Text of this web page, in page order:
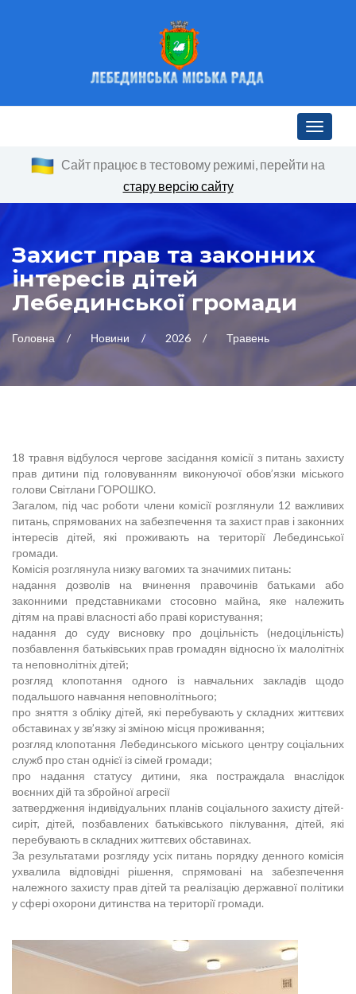
Toggle
Сайт працює в тестовому режимі, перейти на
стару версію сайту
Захист прав та законних
інтересів дітей
Лебединської громади
Головна Новини 2026 Травень
18 травня відбулося чергове засідання комісії з питань захисту
прав дитини під головуванням виконуючої обов’язки міського
голови Світлани ГОРОШКО.
Загалом, під час роботи члени комісії розглянули 12 важливих
питань, спрямованих на забезпечення та захист прав і законних
інтересів дітей, які проживають на території Лебединської
громади.
Комісія розглянула низку вагомих та значимих питань:
надання дозволів на вчинення правочинів батьками або
законними представниками стосовно майна, яке належить
дітям на праві власності або праві користування;
надання до суду висновку про доцільність (недоцільність)
позбавлення батьківських прав громадян відносно їх малолітніх
та неповнолітніх дітей;
розгляд клопотання одного із навчальних закладів щодо
подальшого навчання неповнолітнього;
про зняття з обліку дітей, які перебувають у складних життєвих
обставинах у зв’язку зі зміною місця проживання;
розгляд клопотання Лебединського міського центру соціальних
служб про стан однієї із сімей громади;
про надання статусу дитини, яка постраждала внаслідок
воєнних дій та збройної агресії
затвердження індивідуальних планів соціального захисту дітей-
сиріт, дітей, позбавлених батьківського піклування, дітей, які
перебувають в складних життєвих обставинах.
За результатами розгляду усіх питань порядку денного комісія
ухвалила відповідні рішення, спрямовані на забезпечення
належного захисту прав дітей та реалізацію державної політики
у сфері охорони дитинства на території громади.